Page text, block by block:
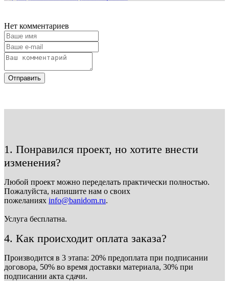
Нет комментариев
Отправить
1. Понравился проект, но хотите внести
изменения?
Любой проект можно переделать практически полностью.
Пожалуйста, напишите нам о своих
пожеланиях info@banidom.ru.
Услуга бесплатна.
4. Как происходит оплата заказа?
Производится в 3 этапа: 20% предоплата при подписании
договора, 50% во время доставки материала, 30% при
подписании акта сдачи.